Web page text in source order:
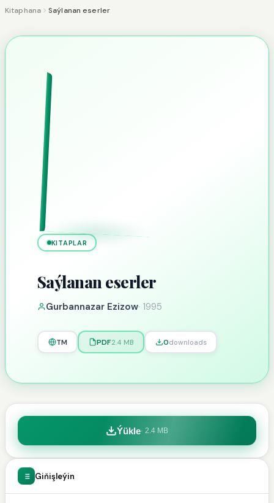
Kitaphana Saýlanan eserler
KITAPLAR
Saýlanan eserler
Gurbannazar Ezizow· 1995
TM PDF2.4 MB 0downloads
Ýükle· 2.4 MB
Giňişleýin